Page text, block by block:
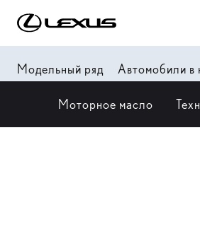
Модельный ряд Автомобили в
Моторное масло